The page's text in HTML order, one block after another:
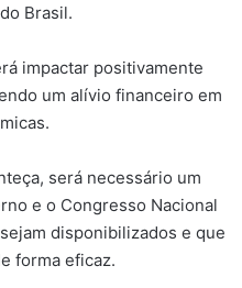
Brasil.
impactar positivamente
um alívio financeiro em
será necessário um
e o Congresso Nacional
disponibilizados e que
forma eficaz.